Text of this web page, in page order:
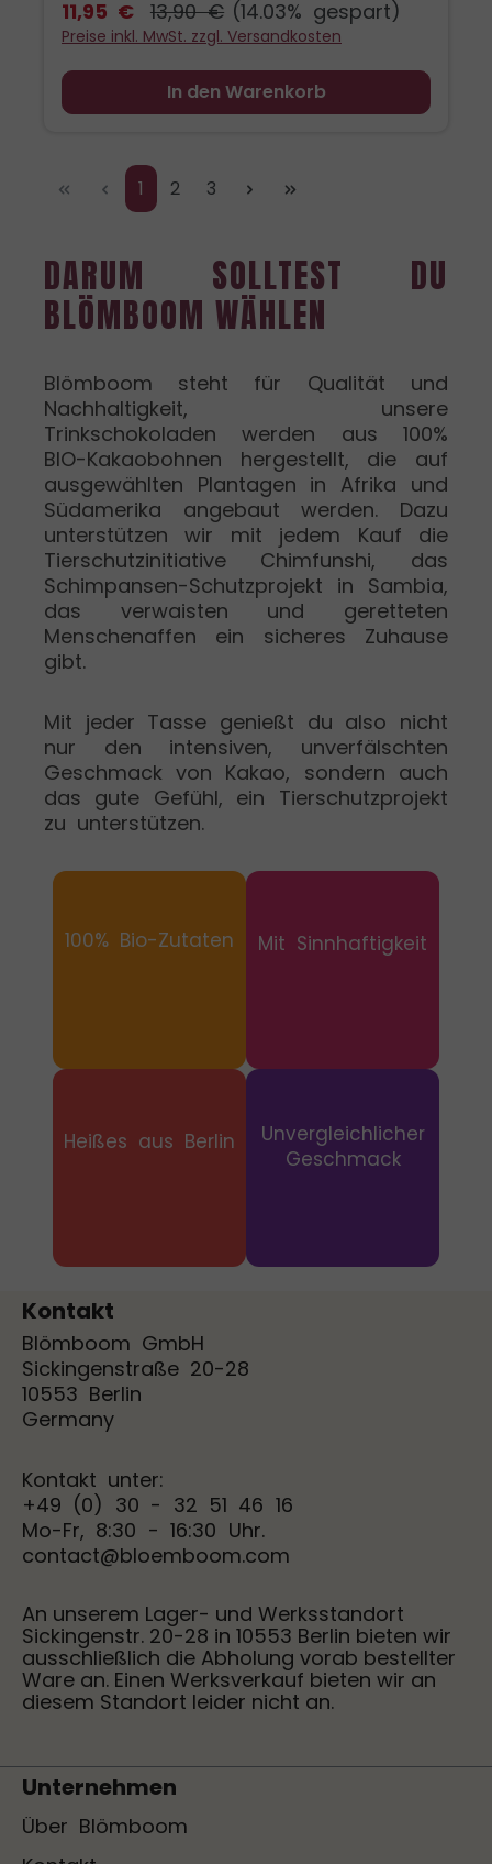
Zuhause und bringt mit ihrem hellen,
freundlichen Design einen warmen Akzent
ergänzt das Set und sorgt dafür, dass ein
kleines Stück Blömboom Stimmung dort
beinhaltet: - Blömboom - Gastronomie -
Metalldose für Refillbeutel - Blömboom
Magnet "White Hot Chocolate Drops"
11,95 € 13,90 € (14.03% gespart)
Preise inkl. MwSt. zzgl. Versandkosten
In den Warenkorb
Seite
1 Seite
2 Seite
3
DARUM SOLLTEST DU
BLÖMBOOM WÄHLEN
Blömboom steht für Qualität und
Nachhaltigkeit, unsere
Trinkschokoladen werden aus 100%
BIO-Kakaobohnen hergestellt, die auf
ausgewählten Plantagen in Afrika und
Südamerika angebaut werden. Dazu
unterstützen wir mit jedem Kauf die
Tierschutzinitiative Chimfunshi, das
Schimpansen-Schutzprojekt in Sambia,
das verwaisten und geretteten
Menschenaffen ein sicheres Zuhause
gibt.
Mit jeder Tasse genießt du also nicht
nur den intensiven, unverfälschten
Geschmack von Kakao, sondern auch
das gute Gefühl, ein Tierschutzprojekt
zu unterstützen.
100% Bio-Zutaten Mit Sinnhaftigkeit
Heißes aus Berlin
Unvergleichlicher
Geschmack
Kontakt
Blömboom GmbH
Sickingenstraße 20-28
10553 Berlin
Germany
Kontakt unter:
+49 (0) 30 - 32 51 46 16
Mo-Fr, 8:30 - 16:30 Uhr.
contact@bloemboom.com
An unserem Lager- und Werksstandort
Sickingenstr. 20-28 in 10553 Berlin bieten wir
ausschließlich die Abholung vorab bestellter
Ware an. Einen Werksverkauf bieten wir an
diesem Standort leider nicht an.
Unternehmen
Über Blömboom